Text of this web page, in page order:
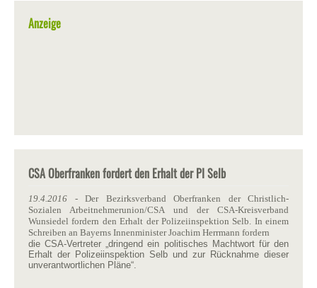
Anzeige
CSA Oberfranken fordert den Erhalt der PI Selb
19.4.2016 - Der Bezirksverband Oberfranken der Christlich-
Sozialen Arbeitnehmerunion/CSA und der CSA-Kreisverband
Wunsiedel fordern den Erhalt der Polizeiinspektion Selb. In einem
Schreiben an Bayerns Innenminister Joachim Herrmann fordern
die CSA-Vertreter „dringend ein politisches Machtwort für den
Erhalt der Polizeiinspektion Selb und zur Rücknahme dieser
unverantwortlichen Pläne“.